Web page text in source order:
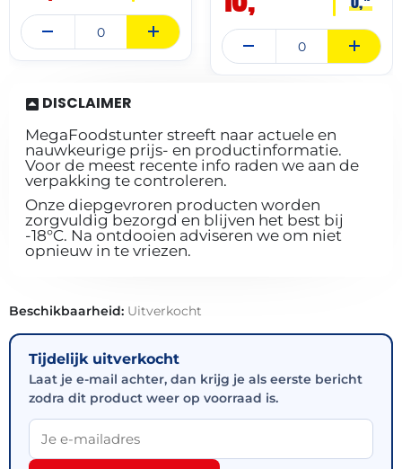
DISCLAIMER
MegaFoodstunter streeft naar actuele en
nauwkeurige prijs- en productinformatie.
Voor de meest recente info raden we aan de
verpakking te controleren.
Onze diepgevroren producten worden
zorgvuldig bezorgd en blijven het best bij
-18°C. Na ontdooien adviseren we om niet
opnieuw in te vriezen.
Beschikbaarheid: Uitverkocht
Tijdelijk uitverkocht
Laat je e-mail achter, dan krijg je als eerste bericht
zodra dit product weer op voorraad is.